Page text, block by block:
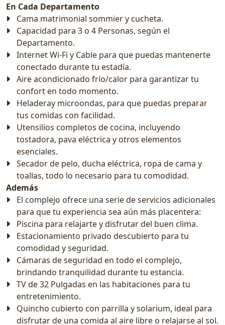
En Cada Departamento
Cama matrimonial sommier y cucheta.
Capacidad para 3 o 4 Personas, según el
Departamento.
Internet Wi-Fi y Cable para que puedas mantenerte
conectado durante tu estadía.
Aire acondicionado frío/calor para garantizar tu
confort en todo momento.
Heladeray microondas, para que puedas preparar
tus comidas con facilidad.
Utensilios completos de cocina, incluyendo
tostadora, pava eléctrica y otros elementos
esenciales.
Secador de pelo, ducha eléctrica, ropa de cama y
toallas, todo lo necesario para tu comodidad.
Además
El complejo ofrece una serie de servicios adicionales
para que tu experiencia sea aún más placentera:
Piscina para relajarte y disfrutar del buen clima.
Estacionamiento privado descubierto para tu
comodidad y seguridad.
Cámaras de seguridad en todo el complejo,
brindando tranquilidad durante tu estancia.
TV de 32 Pulgadas en las habitaciones para tu
entretenimiento.
Quincho cubierto con parrilla y solarium, ideal para
disfrutar de una comida al aire libre o relajarse al sol.